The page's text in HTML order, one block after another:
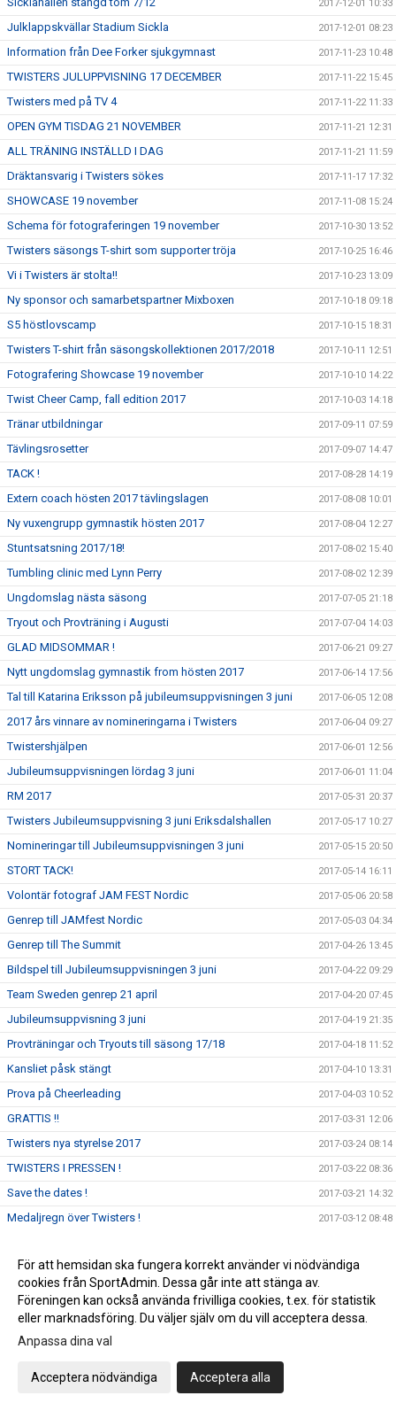
2017-12-01 10:33
Julklappskvällar Stadium Sickla 2017-12-01 08:23
Information från Dee Forker sjukgymnast 2017-11-23 10:48
TWISTERS JULUPPVISNING 17 DECEMBER 2017-11-22 15:45
Twisters med på TV 4 2017-11-22 11:33
OPEN GYM TISDAG 21 NOVEMBER 2017-11-21 12:31
ALL TRÄNING INSTÄLLD I DAG 2017-11-21 11:59
Dräktansvarig i Twisters sökes 2017-11-17 17:32
SHOWCASE 19 november 2017-11-08 15:24
Schema för fotograferingen 19 november 2017-10-30 13:52
Twisters säsongs T-shirt som supporter tröja 2017-10-25 16:46
Vi i Twisters är stolta!! 2017-10-23 13:09
Ny sponsor och samarbetspartner Mixboxen 2017-10-18 09:18
S5 höstlovscamp 2017-10-15 18:31
Twisters T-shirt från säsongskollektionen 2017/2018 2017-10-11 12:51
Fotografering Showcase 19 november 2017-10-10 14:22
Twist Cheer Camp, fall edition 2017 2017-10-03 14:18
Tränar utbildningar 2017-09-11 07:59
Tävlingsrosetter 2017-09-07 14:47
TACK ! 2017-08-28 14:19
Extern coach hösten 2017 tävlingslagen 2017-08-08 10:01
Ny vuxengrupp gymnastik hösten 2017 2017-08-04 12:27
Stuntsatsning 2017/18! 2017-08-02 15:40
Tumbling clinic med Lynn Perry 2017-08-02 12:39
Ungdomslag nästa säsong 2017-07-05 21:18
Tryout och Provträning i Augusti 2017-07-04 14:03
GLAD MIDSOMMAR ! 2017-06-21 09:27
Nytt ungdomslag gymnastik from hösten 2017 2017-06-14 17:56
Tal till Katarina Eriksson på jubileumsuppvisningen 3 juni 2017-06-05 12:08
2017 års vinnare av nomineringarna i Twisters 2017-06-04 09:27
Twistershjälpen 2017-06-01 12:56
Jubileumsuppvisningen lördag 3 juni 2017-06-01 11:04
RM 2017 2017-05-31 20:37
Twisters Jubileumsuppvisning 3 juni Eriksdalshallen 2017-05-17 10:27
Nomineringar till Jubileumsuppvisningen 3 juni 2017-05-15 20:50
STORT TACK! 2017-05-14 16:11
Volontär fotograf JAM FEST Nordic 2017-05-06 20:58
Genrep till JAMfest Nordic 2017-05-03 04:34
Genrep till The Summit 2017-04-26 13:45
Bildspel till Jubileumsuppvisningen 3 juni 2017-04-22 09:29
Team Sweden genrep 21 april 2017-04-20 07:45
Jubileumsuppvisning 3 juni 2017-04-19 21:35
Provträningar och Tryouts till säsong 17/18 2017-04-18 11:52
Kansliet påsk stängt 2017-04-10 13:31
Prova på Cheerleading 2017-04-03 10:52
GRATTIS !! 2017-03-31 12:06
Twisters nya styrelse 2017 2017-03-24 08:14
TWISTERS I PRESSEN ! 2017-03-22 08:36
Save the dates ! 2017-03-21 14:32
Medaljregn över Twisters ! 2017-03-12 08:48
Twisters organisation from 11 mars 2017-03-07 11:24
Grattis Twisters Senior Lev 5 2017-03-06 07:42
Twisters Cheer Elite fyller 20 år ! 2017-03-01 11:16
Uppstart för elitlagen hösten 2017
Genrep inför Northern JAM och DM
För att hemsidan ska fungera korrekt använder vi nödvändiga
cookies från SportAdmin. Dessa går inte att stänga av.
Föreningen kan också använda frivilliga cookies, t.ex. för statistik
eller marknadsföring. Du väljer själv om du vill acceptera dessa.
Anpassa dina val
Acceptera nödvändiga Acceptera alla